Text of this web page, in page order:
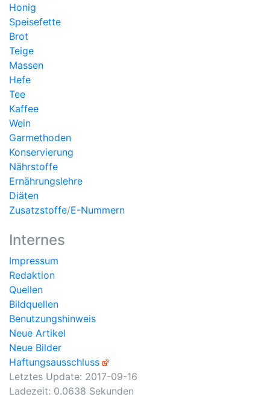
Honig
Speisefette
Brot
Teige
Massen
Hefe
Tee
Kaffee
Wein
Garmethoden
Konservierung
Nährstoffe
Ernährungslehre
Diäten
Zusatzstoffe/E-Nummern
Internes
Impressum
Redaktion
Quellen
Bildquellen
Benutzungshinweis
Neue Artikel
Neue Bilder
Haftungsausschluss
Letztes Update: 2017-09-16
Ladezeit: 0.0638 Sekunden